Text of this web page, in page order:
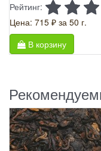
Рейтинг:
Цена: 715 ₽ за 50 г.
В корзину